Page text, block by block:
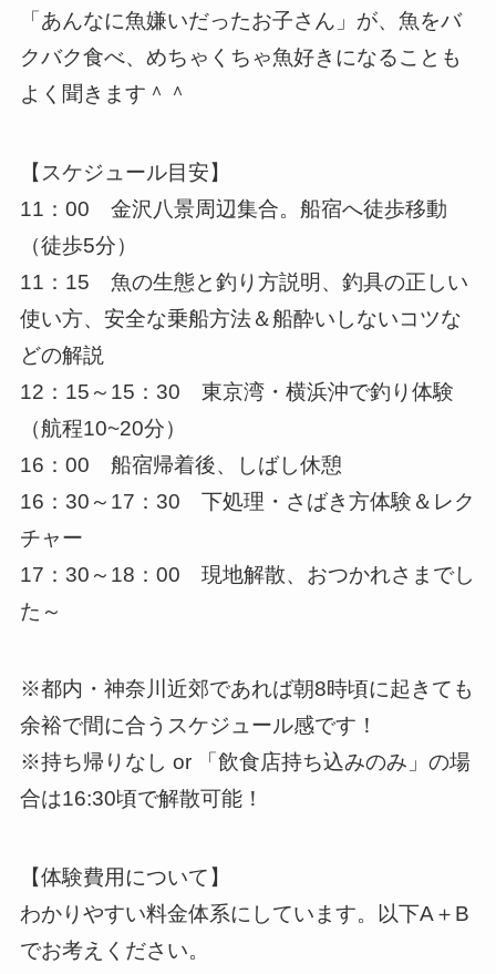
「あんなに魚嫌いだったお子さん」が、魚をバ
クバク食べ、めちゃくちゃ魚好きになることも
よく聞きます＾＾
【スケジュール目安】
11：00 金沢八景周辺集合。船宿へ徒歩移動
（徒歩5分）
11：15 魚の生態と釣り方説明、釣具の正しい
使い方、安全な乗船方法＆船酔いしないコツな
どの解説
12：15～15：30 東京湾・横浜沖で釣り体験
（航程10~20分）
16：00 船宿帰着後、しばし休憩
16：30～17：30 下処理・さばき方体験＆レク
チャー
17：30～18：00 現地解散、おつかれさまでし
た～
※都内・神奈川近郊であれば朝8時頃に起きても
余裕で間に合うスケジュール感です！
※持ち帰りなし or 「飲食店持ち込みのみ」の場
合は16:30頃で解散可能！
【体験費用について】
わかりやすい料金体系にしています。以下A＋B
でお考えください。